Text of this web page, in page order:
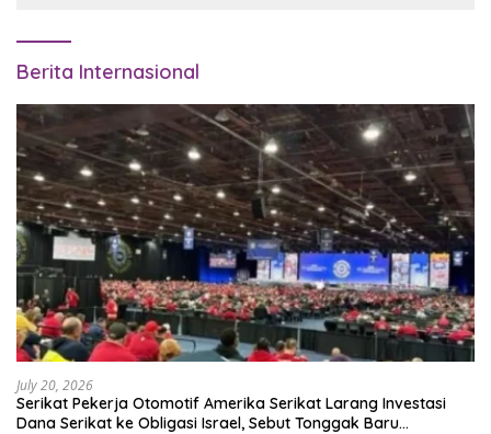
Berita Internasional
July 20, 2026
Serikat Pekerja Otomotif Amerika Serikat Larang Investasi
Dana Serikat ke Obligasi Israel, Sebut Tonggak Baru